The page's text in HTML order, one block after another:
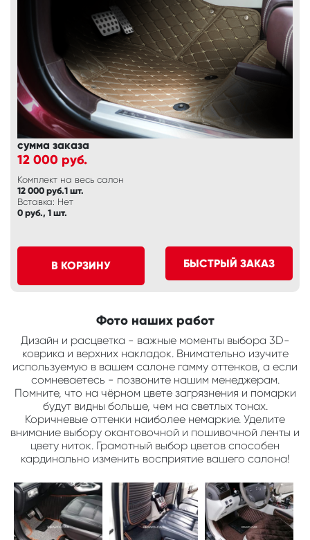
сумма заказа
12 000 руб.
Комплект на весь салон
12 000 руб.1 шт.
Вставка: Нет
0 руб., 1 шт.
В КОРЗИНУ БЫСТРЫЙ ЗАКАЗ
Фото наших работ
Дизайн и расцветка - важные моменты выбора 3D-
коврика и верхних накладок. Внимательно изучите
используемую в вашем салоне гамму оттенков, а если
сомневаетесь - позвоните нашим менеджерам.
Помните, что на чёрном цвете загрязнения и помарки
будут видны больше, чем на светлых тонах.
Коричневые оттенки наиболее немаркие. Уделите
внимание выбору окантовочной и пошивочной ленты и
цвету ниток. Грамотный выбор цветов способен
кардинально изменить восприятие вашего салона!